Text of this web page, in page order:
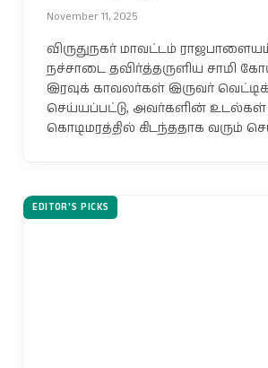
November 11, 2025
விருதுநகர் மாவட்டம்
நச்சாடை தவிர்த்தருளிய சாமி
இரவுக் காவலர்கள் இருவர்
செய்யப்பட்டு, அவர்களின்
கொடிமரத்தில் கிடந்ததாக வரும்
EDITOR'S PICKS